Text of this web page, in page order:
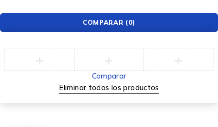
COMPARAR (0)
Comparar
Eliminar todos los productos